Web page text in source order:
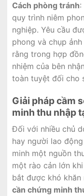
Cách phòng tránh:
quy trình niêm
nghiệp. Yêu cầu
phong và chụp
rằng trong hợp
nhiệm của bên
toàn tuyệt đối cho
Giải pháp cầm
minh thu nhập
Đối với nhiều chủ
hay người lao
minh một nguồn
một rào cản lớn
bắt được khó khăn
cần chứng minh